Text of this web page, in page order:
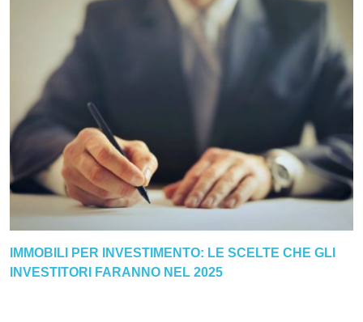
IMMOBILI PER INVESTIMENTO: LE SCELTE CHE GLI
INVESTITORI FARANNO NEL 2025